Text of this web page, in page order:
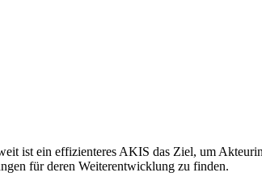
ist ein effizienteres AKIS das Ziel, um
für deren Weiterentwicklung zu finden.